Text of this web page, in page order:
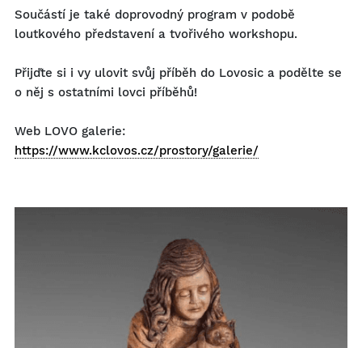
Součástí je také doprovodný program v podobě
loutkového představení a tvořivého workshopu.
Přijďte si i vy ulovit svůj příběh do Lovosic a podělte se
o něj s ostatními lovci příběhů!
Web LOVO galerie:
https://www.kclovos.cz/prostory/galerie/